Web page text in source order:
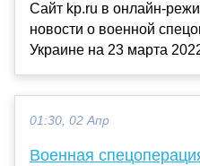
Сайт kp.ru в онлайн-
новости о военной
Украине на 23 марта
01:30, 02 Апр
Военная